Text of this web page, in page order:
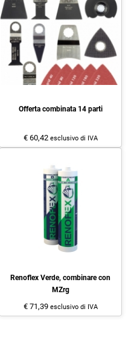
Offerta combinata 14 parti
€ 60,42 esclusivo di IVA
Renoflex Verde, combinare con
MZrg
€ 71,39 esclusivo di IVA